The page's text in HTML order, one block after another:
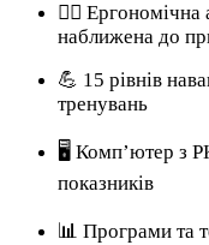
🏃‍♂️ Ергономічна
наближена до
💪 15 рівнів
тренувань
🖥️ Комп’ютер з
показників
📊 Програми та